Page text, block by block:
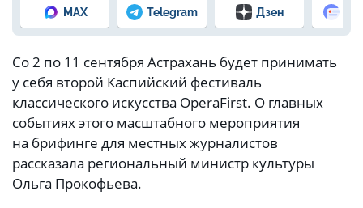
MAX Telegram Дзен
Со 2 по 11 сентября Астрахань будет принимать
у себя второй Каспийский фестиваль
классического искусства OperaFirst. О главных
событиях этого масштабного мероприятия
на брифинге для местных журналистов
рассказала региональный министр культуры
Ольга Прокофьева.